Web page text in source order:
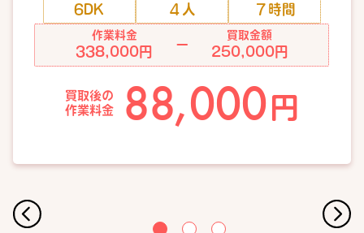
6DK ４人 ７時間
作業料金
338,000円
ー
買取金額
250,000円
買取後の
作業料金
88,000 円